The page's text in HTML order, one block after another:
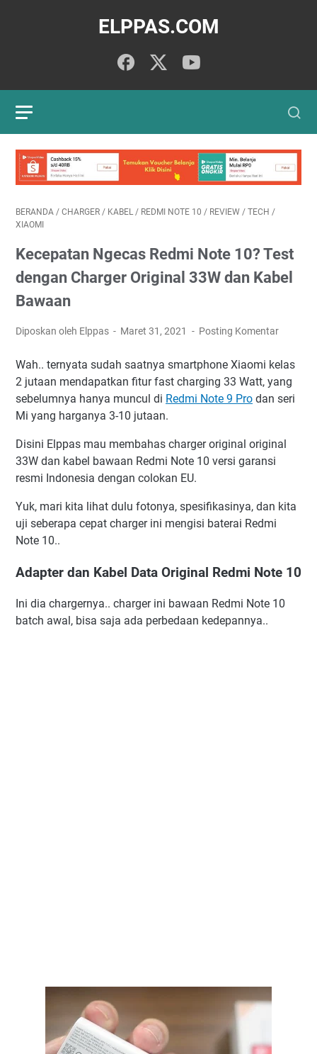
ELPPAS.COM
BERANDA / CHARGER / KABEL / REDMI NOTE 10 / REVIEW / TECH /
XIAOMI
Kecepatan Ngecas Redmi Note 10? Test
dengan Charger Original 33W dan Kabel
Bawaan
Diposkan oleh Elppas Maret 31, 2021 Posting Komentar
Wah.. ternyata sudah saatnya smartphone Xiaomi kelas
2 jutaan mendapatkan fitur fast charging 33 Watt, yang
sebelumnya hanya muncul di Redmi Note 9 Pro dan seri
Mi yang harganya 3-10 jutaan.
Disini Elppas mau membahas charger original original
33W dan kabel bawaan Redmi Note 10 versi garansi
resmi Indonesia dengan colokan EU.
Yuk, mari kita lihat dulu fotonya, spesifikasinya, dan kita
uji seberapa cepat charger ini mengisi baterai Redmi
Note 10..
Adapter dan Kabel Data Original Redmi Note 10
Ini dia chargernya.. charger ini bawaan Redmi Note 10
batch awal, bisa saja ada perbedaan kedepannya..